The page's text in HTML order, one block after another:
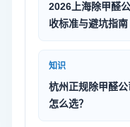
2026上海除甲醛
收标准与避坑指南
知识
杭州正规除甲醛
怎么选？